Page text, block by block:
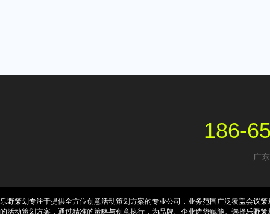
186-
广
乐野策划专注于提供全方位创意活动策划方案的专业公司，业务范围广泛覆盖会议
的活动策划方案，通过精准的策略与创意执行，为品牌、企业造势赋能。选择乐野